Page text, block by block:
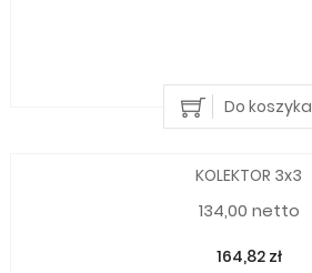
Do koszyka
KOLEKTOR 3x3
134,00 netto
164,82 zł